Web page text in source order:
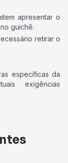
apresentar o
guichê.
retirar o
específicas da
exigências